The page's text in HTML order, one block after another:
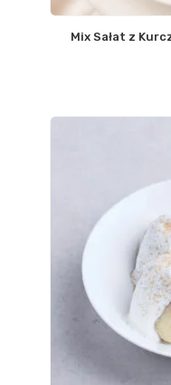
Mix Sałat z